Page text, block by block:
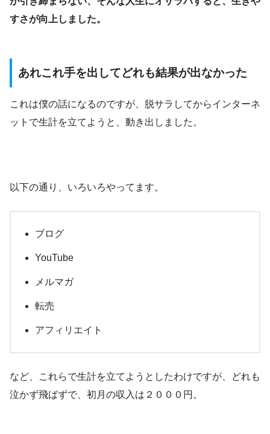
すさが向上しました。
あれこれ手を出してどれも結果が出なかった
これは僕の話になるのですが、脱サラしてからインターネ
ットで生計を立てようと、動き出しました。
以下の通り、いろいろやってます。
ブログ
YouTube
メルマガ
転売
アフィリエイト
など、これらで生計を立てようとしたわけですが、どれも
泣かず飛ばずで、初月の収入は２０００円。